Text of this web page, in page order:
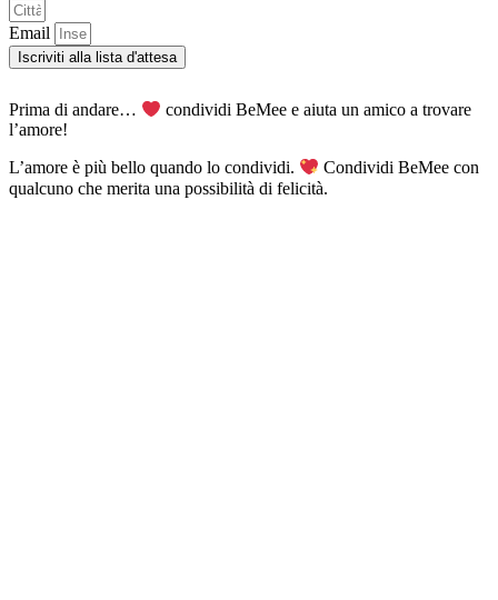
Email
Iscriviti alla lista d'attesa
Prima di andare…
condividi BeMee e aiuta un amico a trovare
l’amore!
L’amore è più bello quando lo condividi.
Condividi BeMee con
qualcuno che merita una possibilità di felicità.